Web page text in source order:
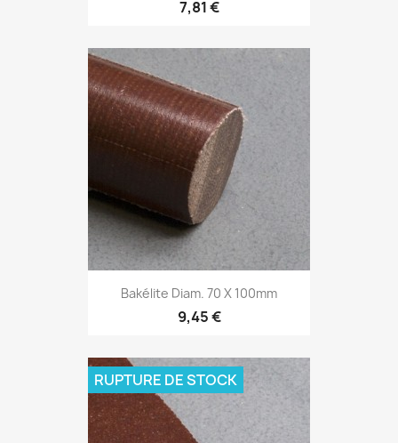
7,81 €
Bakélite Diam. 70 X 100mm
9,45 €
RUPTURE DE STOCK